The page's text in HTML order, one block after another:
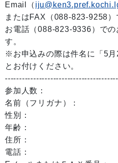
Email（
またはFAX（088-823-9258）
お電話（088-823-9336）での
す。
※お申込みの際は件名に「5月
とお付けください。
参加人数：
名前（フリガナ）：
性別：
年齢：
住所：
電話：